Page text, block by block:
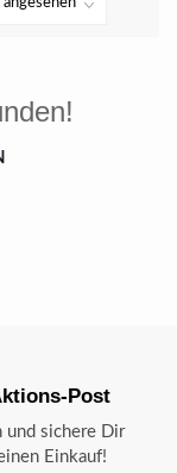
Post
und sichere Dir
Einkauf!